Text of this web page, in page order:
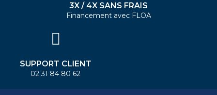
3X / 4X SANS FRAIS
Financement avec FLOA
SUPPORT CLIENT
02 31 84 80 62